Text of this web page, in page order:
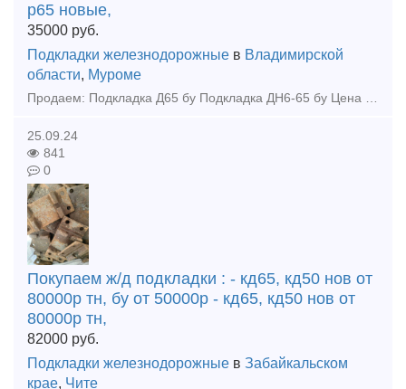
р65 новые,
35000 руб.
Подкладки железнодорожные в Владимирской
области, Муроме
Продаем: Подкладка Д65 бу Подкладка ДН6-65 бу Цена договорная. Покупаем: - рельс р65 новые, резерв, бу - накладка 1р65, 2р65, 1р50 новая, резерв, бу - подкладка кб65, кд65, д65, дн
25.09.24
841
0
Покупаем ж/д подкладки : - кд65, кд50 нов от
80000р тн, бу от 50000р - кд65, кд50 нов от
80000р тн,
82000 руб.
Подкладки железнодорожные в Забайкальском
крае, Чите